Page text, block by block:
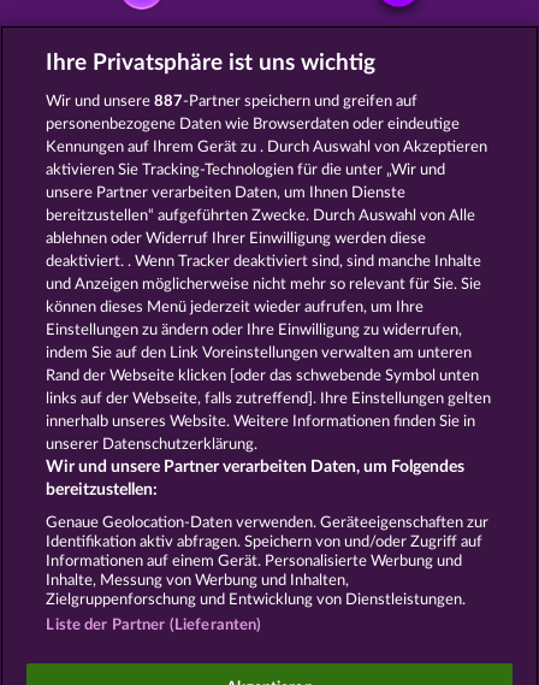
KOSTENLOS SPIELEN
OLD FISHERMAN BOOKS AND BULLS
STICKY DIAMONDS MAGIC STONE
Unternehmensseite FAQ Facebook
Widerruf einreichen
Ihre Privatsphäre ist uns wichtig
Wir und unsere887-Partner speichern und greifen auf
personenbezogene Daten wie Browserdaten oder eindeutige
Kennungen auf Ihrem Gerät zu . Durch Auswahl von Akzeptieren
aktivieren Sie Tracking-Technologien für die unter „Wir und
unsere Partner verarbeiten Daten, um Ihnen Dienste
bereitzustellen“ aufgeführten Zwecke. Durch Auswahl von Alle
ablehnen oder Widerruf Ihrer Einwilligung werden diese
deaktiviert. . Wenn Tracker deaktiviert sind, sind manche Inhalte
und Anzeigen möglicherweise nicht mehr so ​​relevant für Sie. Sie
können dieses Menü jederzeit wieder aufrufen, um Ihre
Einstellungen zu ändern oder Ihre Einwilligung zu widerrufen,
indem Sie auf den Link Voreinstellungen verwalten am unteren
Rand der Webseite klicken [oder das schwebende Symbol unten
links auf der Webseite, falls zutreffend]. Ihre Einstellungen gelten
innerhalb unseres Website. Weitere Informationen finden Sie in
unserer Datenschutzerklärung.
Wir und unsere Partner verarbeiten Daten, um Folgendes
bereitzustellen:
Genaue Geolocation-Daten verwenden. Geräteeigenschaften zur
Identifikation aktiv abfragen. Speichern von und/oder Zugriff auf
Informationen auf einem Gerät. Personalisierte Werbung und
Inhalte, Messung von Werbung und Inhalten,
Zielgruppenforschung und Entwicklung von Dienstleistungen.
Liste der Partner (Lieferanten)